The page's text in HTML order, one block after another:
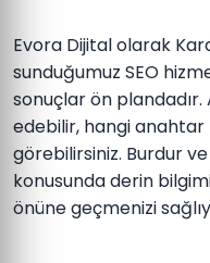
Evora Dijital olarak
sunduğumuz SEO
sonuçlar ön
edebilir, hangi
görebilirsiniz. Burdur
konusunda derin
önüne geçmenizi